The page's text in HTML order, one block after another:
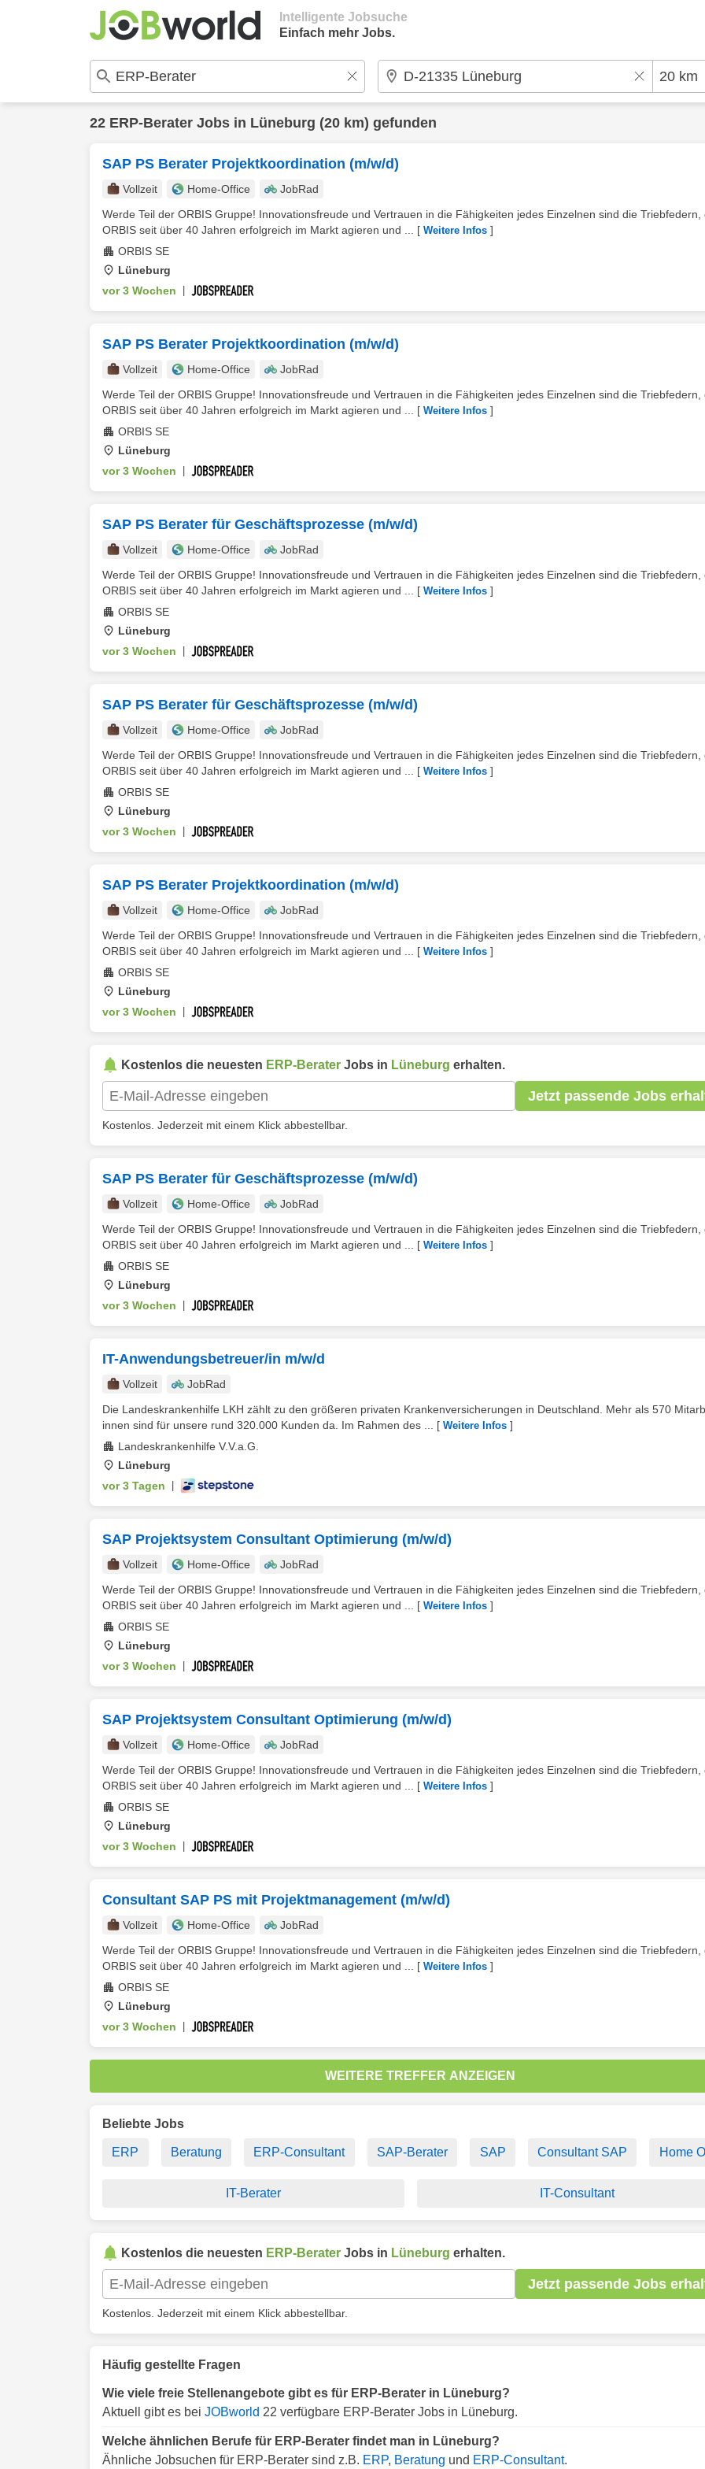
Intelligente Jobsuche
Einfach mehr Jobs.
22 ERP-Berater Jobs in Lüneburg (20 km) gefunden
SAP PS Berater Projektkoordination (m/w/d)
Vollzeit Home-Office
JobRad
Werde Teil der ORBIS Gruppe! Innovationsfreude und Vertrauen in die Fähigkeiten jedes Einzelnen sind die Triebfedern,
ORBIS seit über 40 Jahren erfolgreich im Markt agieren und ...
[ Weitere Infos ]
ORBIS SE
Lüneburg
vor 3 Wochen
SAP PS Berater Projektkoordination (m/w/d)
Vollzeit Home-Office
JobRad
Werde Teil der ORBIS Gruppe! Innovationsfreude und Vertrauen in die Fähigkeiten jedes Einzelnen sind die Triebfedern,
ORBIS seit über 40 Jahren erfolgreich im Markt agieren und ...
[ Weitere Infos ]
ORBIS SE
Lüneburg
vor 3 Wochen
SAP PS Berater für Geschäftsprozesse (m/w/d)
Vollzeit Home-Office
JobRad
Werde Teil der ORBIS Gruppe! Innovationsfreude und Vertrauen in die Fähigkeiten jedes Einzelnen sind die Triebfedern,
ORBIS seit über 40 Jahren erfolgreich im Markt agieren und ...
[ Weitere Infos ]
ORBIS SE
Lüneburg
vor 3 Wochen
SAP PS Berater für Geschäftsprozesse (m/w/d)
Vollzeit Home-Office
JobRad
Werde Teil der ORBIS Gruppe! Innovationsfreude und Vertrauen in die Fähigkeiten jedes Einzelnen sind die Triebfedern,
ORBIS seit über 40 Jahren erfolgreich im Markt agieren und ...
[ Weitere Infos ]
ORBIS SE
Lüneburg
vor 3 Wochen
SAP PS Berater Projektkoordination (m/w/d)
Vollzeit Home-Office
JobRad
Werde Teil der ORBIS Gruppe! Innovationsfreude und Vertrauen in die Fähigkeiten jedes Einzelnen sind die Triebfedern,
ORBIS seit über 40 Jahren erfolgreich im Markt agieren und ...
[ Weitere Infos ]
ORBIS SE
Lüneburg
vor 3 Wochen
Kostenlos die neuesten ERP-Berater Jobs in Lüneburg erhalten.
Jetzt passende Jobs
Kostenlos. Jederzeit mit einem Klick abbestellbar.
SAP PS Berater für Geschäftsprozesse (m/w/d)
Vollzeit Home-Office
JobRad
Werde Teil der ORBIS Gruppe! Innovationsfreude und Vertrauen in die Fähigkeiten jedes Einzelnen sind die Triebfedern,
ORBIS seit über 40 Jahren erfolgreich im Markt agieren und ...
[ Weitere Infos ]
ORBIS SE
Lüneburg
vor 3 Wochen
IT-Anwendungsbetreuer/in m/w/d
Vollzeit
JobRad
Die Landeskrankenhilfe LKH zählt zu den größeren privaten Krankenversicherungen in Deutschland. Mehr als 570
innen sind für unsere rund 320.000 Kunden da. Im Rahmen des ...
[ Weitere Infos ]
Landeskrankenhilfe V.V.a.G.
Lüneburg
vor 3 Tagen
SAP Projektsystem Consultant Optimierung (m/w/d)
Vollzeit Home-Office
JobRad
Werde Teil der ORBIS Gruppe! Innovationsfreude und Vertrauen in die Fähigkeiten jedes Einzelnen sind die Triebfedern,
ORBIS seit über 40 Jahren erfolgreich im Markt agieren und ...
[ Weitere Infos ]
ORBIS SE
Lüneburg
vor 3 Wochen
SAP Projektsystem Consultant Optimierung (m/w/d)
Vollzeit Home-Office
JobRad
Werde Teil der ORBIS Gruppe! Innovationsfreude und Vertrauen in die Fähigkeiten jedes Einzelnen sind die Triebfedern,
ORBIS seit über 40 Jahren erfolgreich im Markt agieren und ...
[ Weitere Infos ]
ORBIS SE
Lüneburg
vor 3 Wochen
Consultant SAP PS mit Projektmanagement (m/w/d)
Vollzeit Home-Office
JobRad
Werde Teil der ORBIS Gruppe! Innovationsfreude und Vertrauen in die Fähigkeiten jedes Einzelnen sind die Triebfedern,
ORBIS seit über 40 Jahren erfolgreich im Markt agieren und ...
[ Weitere Infos ]
ORBIS SE
Lüneburg
vor 3 Wochen
WEITERE TREFFER ANZEIGEN
Beliebte Jobs
ERP Beratung ERP-Consultant SAP-Berater SAP Consultant SAP Home
IT-Berater IT-Consultant
Kostenlos die neuesten ERP-Berater Jobs in Lüneburg erhalten.
Jetzt passende Jobs
Kostenlos. Jederzeit mit einem Klick abbestellbar.
Häufig gestellte Fragen
Wie viele freie Stellenangebote gibt es für ERP-Berater in Lüneburg?
Aktuell gibt es bei JOBworld 22 verfügbare ERP-Berater Jobs in Lüneburg.
Welche ähnlichen Berufe für ERP-Berater findet man in Lüneburg?
Ähnliche Jobsuchen für ERP-Berater sind z.B. ERP, Beratung und ERP-Consultant.